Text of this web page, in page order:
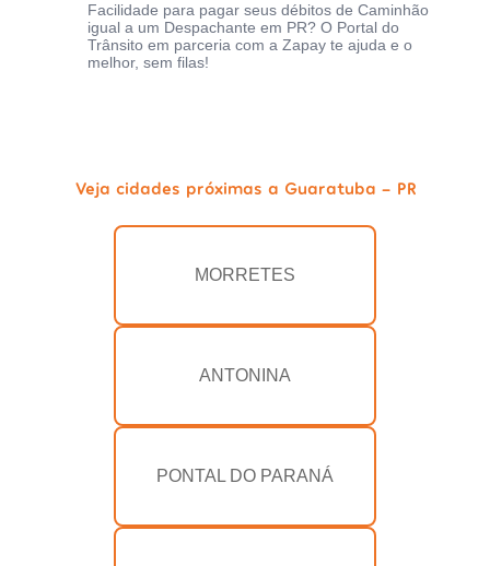
Facilidade para pagar seus débitos de Caminhão
igual a um Despachante em PR? O Portal do
Trânsito em parceria com a Zapay te ajuda e o
melhor, sem filas!
Veja cidades próximas a Guaratuba - PR
MORRETES
ANTONINA
PONTAL DO PARANÁ